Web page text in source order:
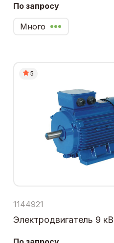
По запросу
Много
5
1144921
Электродвигатель 9